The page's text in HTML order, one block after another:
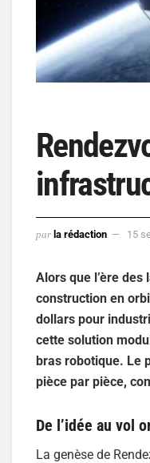
par la rédaction 15
Alors que l’ère des
construction en
dollars pour
cette solution
bras robotique. Le
pièce par pièce,
De l’idée au vol
La genèse de